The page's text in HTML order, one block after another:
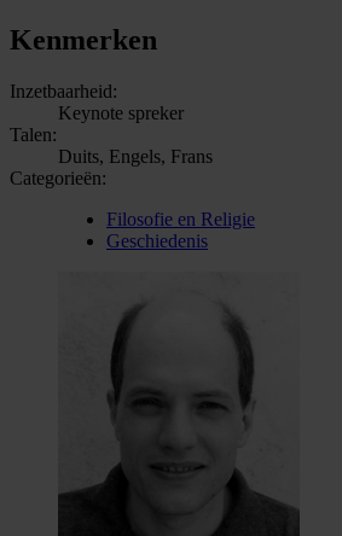
Kenmerken
Inzetbaarheid:
Keynote spreker
Talen:
Duits, Engels, Frans
Categorieën:
Filosofie en Religie
Geschiedenis